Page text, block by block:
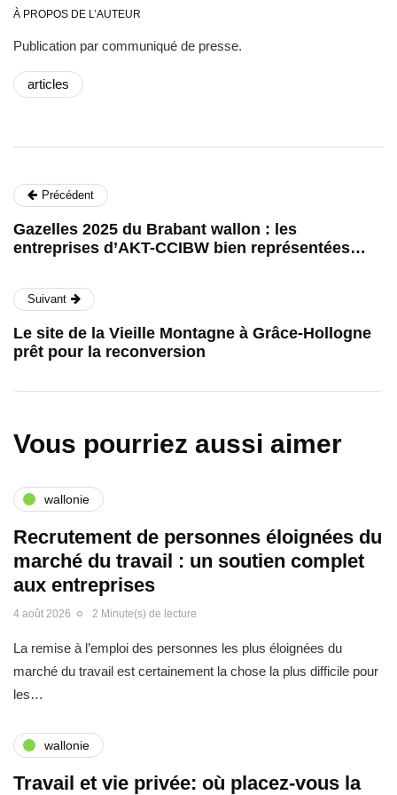
À PROPOS DE L’AUTEUR
Publication par communiqué de presse.
articles
Précédent
Gazelles 2025 du Brabant wallon : les
entreprises d’AKT-CCIBW bien représentées…
Suivant
Le site de la Vieille Montagne à Grâce-Hollogne
prêt pour la reconversion
Vous pourriez aussi aimer
wallonie
Recrutement de personnes éloignées du
marché du travail : un soutien complet
aux entreprises
4 août 2026 2 Minute(s) de lecture
La remise à l’emploi des personnes les plus éloignées du
marché du travail est certainement la chose la plus difficile pour
les…
wallonie
Travail et vie privée: où placez-vous la